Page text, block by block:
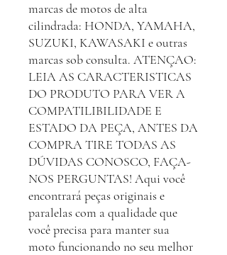
marcas de motos de alta
cilindrada: HONDA, YAMAHA,
SUZUKI, KAWASAKI e outras
marcas sob consulta. ATENÇAO:
LEIA AS CARACTERISTICAS
DO PRODUTO PARA VER A
COMPATILIBILIDADE E
ESTADO DA PEÇA, ANTES DA
COMPRA TIRE TODAS AS
DÚVIDAS CONOSCO, FAÇA-
NOS PERGUNTAS! Aqui você
encontrará peças originais e
paralelas com a qualidade que
você precisa para manter sua
moto funcionando no seu melhor